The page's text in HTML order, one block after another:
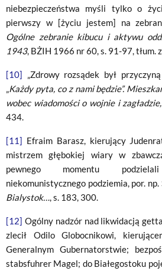
niebezpieczeństwa myśli tylko o
pierwszy w [życiu jestem] na
Ogólne zebranie kibucu i aktywu
1943, BŻIH 1966 nr 60, s. 91-97, tłum.
[10] „Zdrowy rozsądek był
„Każdy pyta, co z nami będzie”.
wobec wiadomości o wojnie i zagładzie,
434.
[11] Efraim Barasz, kierujący
mistrzem głębokiej wiary w
pewnego momentu
niekomunistycznego podziemia, por. np.
Bialystok…, s. 183, 300.
[12] Ogólny nadzór nad likwidacją
zlecił Odilo Globocnikowi,
Generalnym Gubernatorstwie;
stabsfuhrer Magel; do Białegostoku